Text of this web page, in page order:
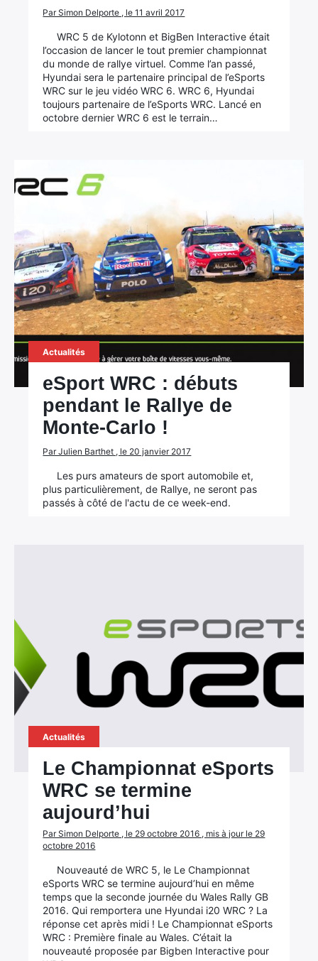
Par Simon Delporte , le 11 avril 2017
WRC 5 de Kylotonn et BigBen Interactive était
l’occasion de lancer le tout premier championnat
du monde de rallye virtuel. Comme l’an passé,
Hyundai sera le partenaire principal de l’eSports
WRC sur le jeu vidéo WRC 6. WRC 6, Hyundai
toujours partenaire de l’eSports WRC. Lancé en
octobre dernier WRC 6 est le terrain…
Actualités
eSport WRC : débuts
pendant le Rallye de
Monte-Carlo !
Par Julien Barthet , le 20 janvier 2017
Les purs amateurs de sport automobile et,
plus particulièrement, de Rallye, ne seront pas
passés à côté de l'actu de ce week-end.
Actualités
Le Championnat eSports
WRC se termine
aujourd’hui
Par Simon Delporte , le 29 octobre 2016 , mis à jour le 29
octobre 2016
Nouveauté de WRC 5, le Le Championnat
eSports WRC se termine aujourd’hui en même
temps que la seconde journée du Wales Rally GB
2016. Qui remportera une Hyundai i20 WRC ? La
réponse cet après midi ! Le Championnat eSports
WRC : Première finale au Wales. C’était la
nouveauté proposée par Bigben Interactive pour